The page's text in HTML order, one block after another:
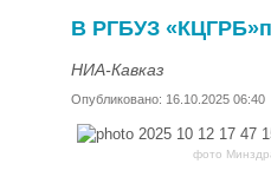
В РГБУЗ
НИА-Кавказ
Опубликовано: 16.10.2025 06:40
фото